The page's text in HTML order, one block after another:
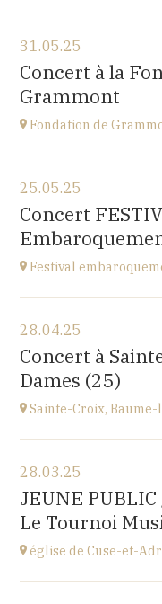
Cuse-et-Adrisans
(25680)
à20H
31.05.25
Concert à la
Grammont
Fondation de
Fondation de
205 rue de l'Hôpital,
à14H
25.05.25
Concert
Festival
Le Nord (59)
à14H30
Accéder au site
28.04.25
Concert à
Dames (25)
Sainte-Croix, Baume-
EHPAD du Centre
1 avenue du Président
DAMES
28.03.25
JEUNE
Le Tournoi
église de Cuse-et-